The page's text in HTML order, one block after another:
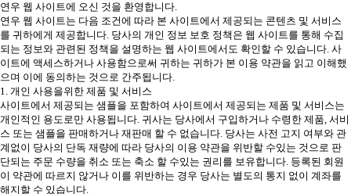
연우 웹 사이트에 오신 것을 환영합니다.
연우 웹 사이트는 다음 조건에 따라 본 사이트에서 제공되는 콘텐츠 및 서비스
를 귀하에게 제공합니다. 당사의 개인 정보 보호 정책은 웹 사이트를 통해 수집
되는 정보와 관련된 정책을 설명하는 웹 사이트에서도 확인할 수 있습니다. 사
이트에 액세스하거나 사용함으로써 귀하는 귀하가 본 이용 약관을 읽고 이해했
으며 이에 동의하는 것으로 간주됩니다.
1. 개인 사용을위한 제품 및 서비스
사이트에서 제공되는 샘플을 포함하여 사이트에서 제공되는 제품 및 서비스는
개인적인 용도로만 사용됩니다. 귀사는 당사에서 구입하거나 수령한 제품, 서비
스 또는 샘플을 판매하거나 재판매 할 수 없습니다. 당사는 사전 고지 여부와 관
계없이 당사의 단독 재량에 따라 당사의 이용 약관을 위반할 수있는 것으로 판
단되는 주문 수량을 취소 또는 축소 할 수있는 권리를 보유합니다. 등록된 회원
이 약관에 따르지 않거나 이를 위반하는 경우 당사는 별도의 통지 없이 계좌를
해지할 수 있습니다.